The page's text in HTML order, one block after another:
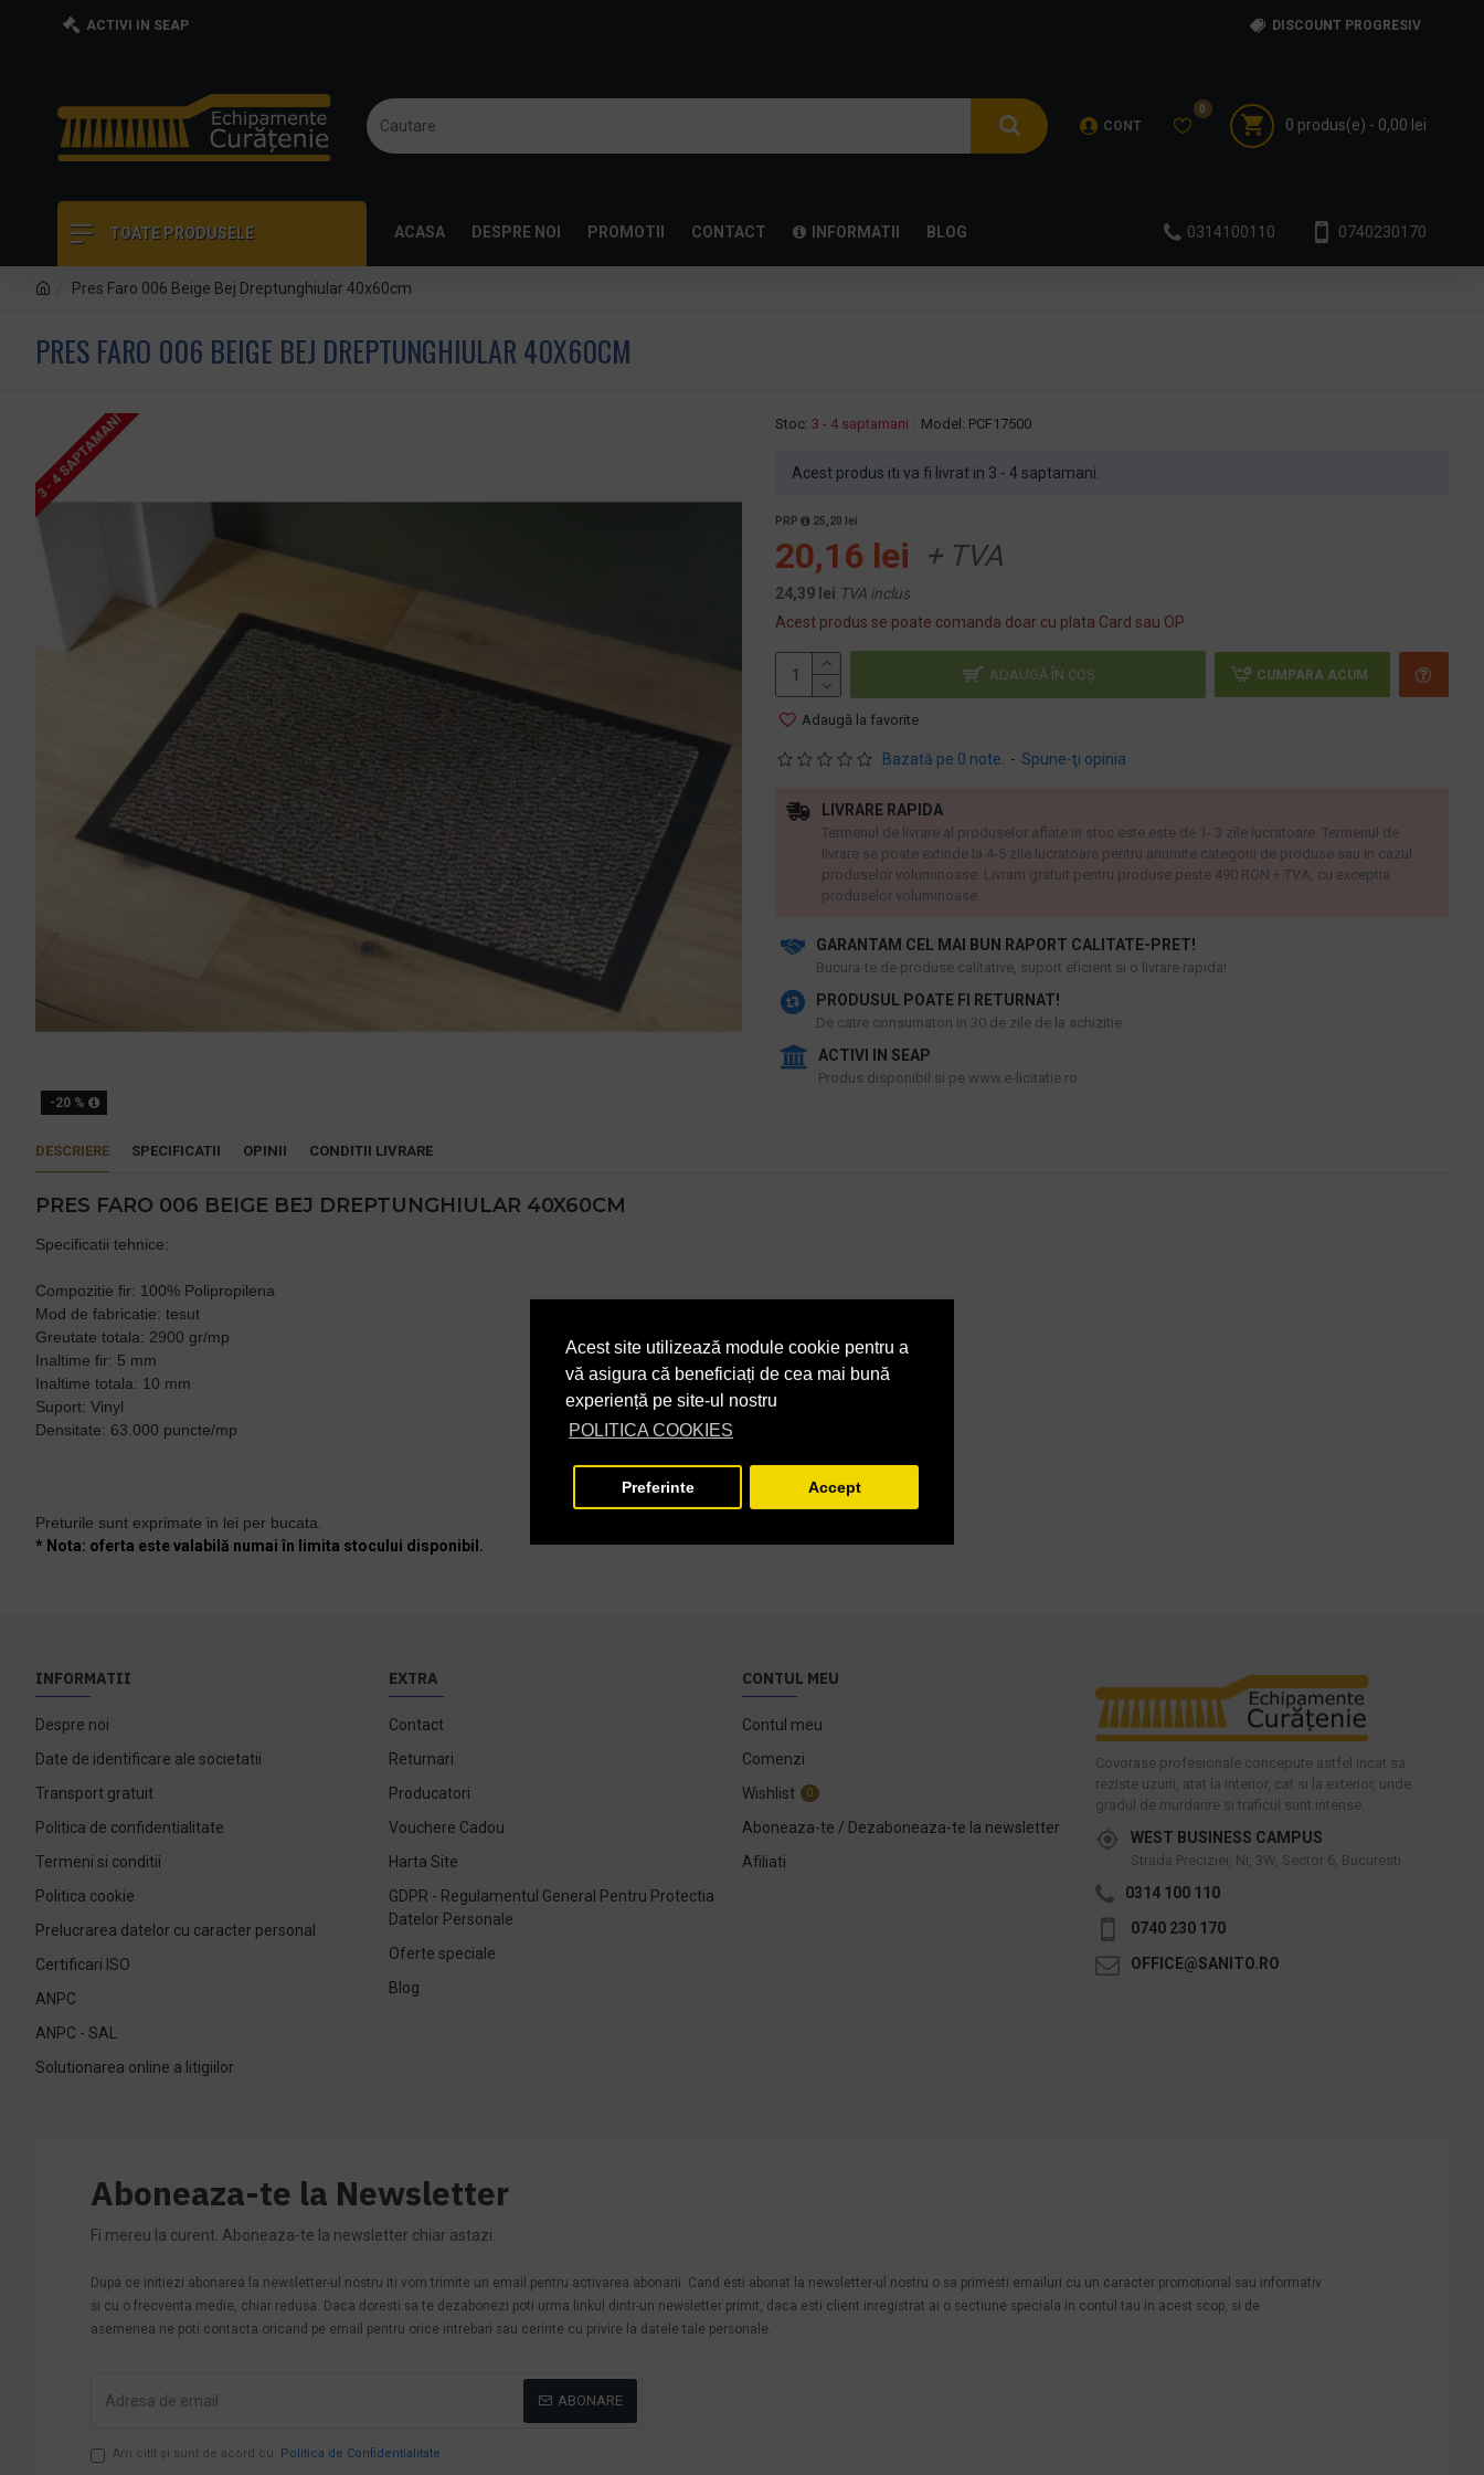
Acest site utilizează module cookie pentru a
vă asigura că beneficiați de cea mai bună
experiență pe site-ul nostru
POLITICA COOKIES
Preferinte Accept
ACTIVI IN SEAP DISCOUNT PROGRESIV
CONT
0
0 produs(e) - 0,00 lei
TOATE PRODUSELE ACASA DESPRE NOI PROMOTII CONTACT INFORMATII BLOG 0314100110 0740230170
Pres Faro 006 Beige Bej Dreptunghiular 40x60cm
PRES FARO 006 BEIGE BEJ DREPTUNGHIULAR 40X60CM
-20 %
3 - 4 SAPTAMANI Stoc: 3 - 4 saptamani Model: PCF17500
Acest produs iti va fi livrat in 3 - 4 saptamani.
Bazată pe 0 note. - Spune-ţi opinia
PRP 25,20 lei
20,16 lei + TVA
24,39 lei TVA inclus
Acest produs se poate comanda doar cu plata Card sau OP
ADAUGĂ ÎN COŞ CUMPARA ACUM
Adaugă la favorite
GARANTAM CEL MAI BUN RAPORT CALITATE-PRET!
​Bucura-te de produse calitative, suport eficient si o livrare rapida!
PRODUSUL POATE FI RETURNAT!
De catre consumatori in 30 de zile de la achizitie
ACTIVI IN SEAP
Produs disponibil si pe www.e-licitatie.ro
LIVRARE RAPIDA
Termenul de livrare al produselor aflate in stoc este este de 1- 3 zile lucratoare. Termenul de
livrare se poate extinde la 4-5 zile lucratoare pentru anumite categorii de produse sau in cazul
produselor voluminoase. Livram gratuit pentru produse peste 490 RON + TVA, cu exceptia
produselor voluminoase.
DESCRIERE SPECIFICATII OPINII CONDITII LIVRARE
PRES FARO 006 BEIGE BEJ DREPTUNGHIULAR 40X60CM
Specificatii tehnice:
Compozitie fir: 100% Polipropilena
Mod de fabricatie: tesut
Greutate totala: 2900 gr/mp
Inaltime fir: 5 mm
Inaltime totala: 10 mm
Suport: Vinyl
Densitate: 63.000 puncte/mp
Preturile sunt exprimate in lei per bucata.
* Nota: oferta este valabilă numai în limita stocului disponibil.
INFORMATII
Despre noi
Date de identificare ale societatii
Transport gratuit
Politica de confidentialitate
Termeni si conditii
Politica cookie
Prelucrarea datelor cu caracter personal
Certificari ISO
ANPC
ANPC - SAL
Solutionarea online a litigiilor
EXTRA
Contact
Returnari
Producatori
Vouchere Cadou
Harta Site
GDPR - Regulamentul General Pentru Protectia
Datelor Personale
Oferte speciale
Blog
CONTUL MEU
Contul meu
Comenzi
Wishlist
0
Aboneaza-te / Dezaboneaza-te la newsletter
Afiliati
Covorase profesionale concepute astfel incat sa
reziste uzurii, atat la interior, cat si la exterior, unde
gradul de murdarire si traficul sunt intense.
WEST BUSINESS CAMPUS
Strada Preciziei, Nr, 3W, Sector 6, Bucuresti
0314 100 110
0740 230 170
OFFICE@SANITO.RO
Aboneaza-te la Newsletter
Fi mereu la curent. Aboneaza-te la newsletter chiar astazi.
Dupa ce initiezi abonarea la newsletter-ul nostru iti vom trimite un email pentru activarea abonarii. Cand esti abonat la newsletter-ul nostru o sa primesti emailuri cu un caracter promotional sau informativ
si cu o frecventa medie, chiar redusa. Daca doresti sa te dezabonezi poti urma linkul dintr-un newsletter primit, daca esti client inregistrat ai o sectiune speciala in contul tau in acest scop, si de
asemenea ne poti contacta oricand pe email pentru orice intrebari sau cerinte cu privire la datele tale personale.
ABONARE
Am citit şi sunt de acord cu Politica de Confidentialitate